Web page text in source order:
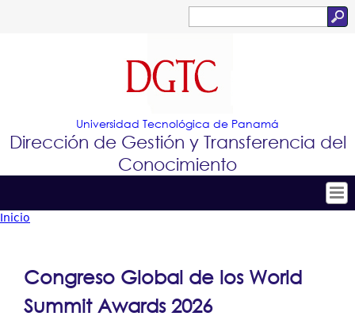
Jump to navigation
de
búsqueda
Universidad Tecnológica de Panamá
Dirección de Gestión y Transferencia del
Conocimiento
Tropical
Principal
Conoce e Innova
Portafolio de Tecnologías
está
aquí
Inicio
Congreso Global de los World
Summit Awards 2026